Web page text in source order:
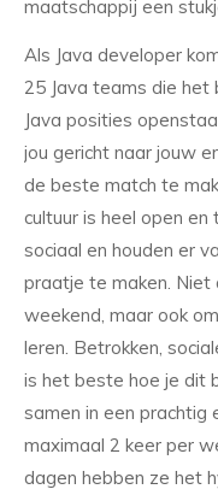
maatschappij een
Als Java developer
25 Java teams die het
Java posities
jou gericht naar jouw
de beste match te
cultuur is heel open
sociaal en houden er
praatje te maken.
weekend, maar ook
leren. Betrokken,
is het beste hoe je dit
samen in een prachtig
maximaal 2 keer per
dagen hebben ze het